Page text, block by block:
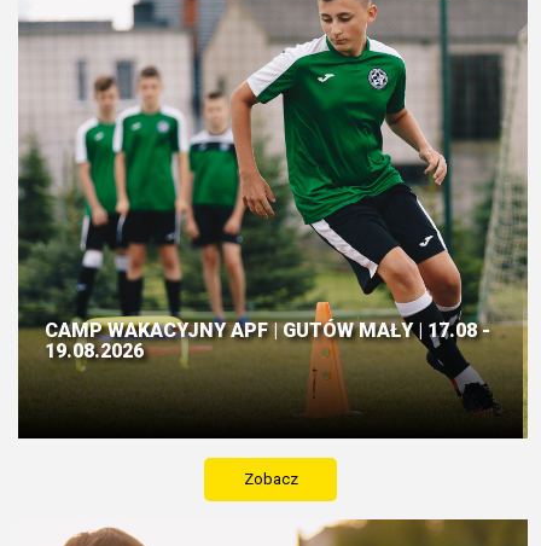
CAMP WAKACYJNY APF | GUTÓW MAŁY | 17.08 -
19.08.2026
Zobacz